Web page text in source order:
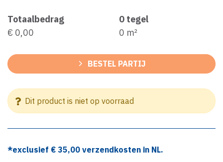
Totaalbedrag
€ 0,00
0 tegel
0 m²
BESTEL PARTIJ
Dit product is niet op voorraad
*exclusief € 35,00 verzendkosten in NL.